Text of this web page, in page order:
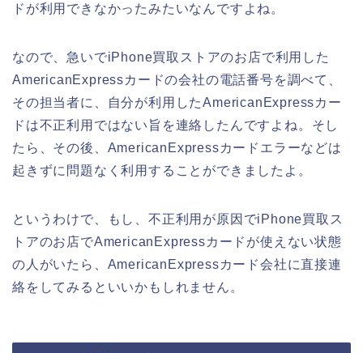
ドが利用できなかったみたいなんですよね。
なので、急いでiPhone買取ストアのお店で利用した
AmericanExpressカードの会社の電話番号を調べて、
その担当者に、自分が利用したAmericanExpressカー
ドは不正利用ではない旨を連絡したんですよね。そし
たら、その後、AmericanExpressカードエラーなどは
起きずに問題なく利用することができましたよ。
というわけで、もし、不正利用が原因でiPhone買取ス
トアのお店でAmericanExpressカードが使えない状態
の人がいたら、AmericanExpressカード会社に直接連
絡をしてみるといいかもしれません。